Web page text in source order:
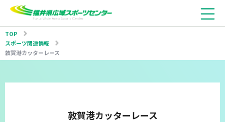
TOP
スポーツ関連情報
敦賀港カッターレース
敦賀港カッターレース